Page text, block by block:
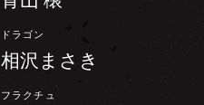
ドラゴン
相沢まさき
フラクチュ